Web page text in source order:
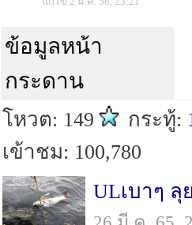
ข้อมูลหน้า
กระดาน
โหวต: 149 กระทู้:
เข้าชม: 100,780
ULเบาๆ